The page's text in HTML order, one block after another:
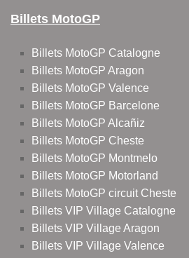
Billets MotoGP
Billets MotoGP Catalogne
Billets MotoGP Aragon
Billets MotoGP Valence
Billets MotoGP Barcelone
Billets MotoGP Alcañiz
Billets MotoGP Cheste
Billets MotoGP Montmelo
Billets MotoGP Motorland
Billets MotoGP circuit Cheste
Billets VIP Village Catalogne
Billets VIP Village Aragon
Billets VIP Village Valence